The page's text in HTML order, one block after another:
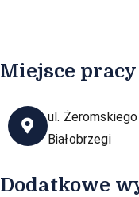
Miejsce pracy
ul.
Białobrzegi
Dodatkowe